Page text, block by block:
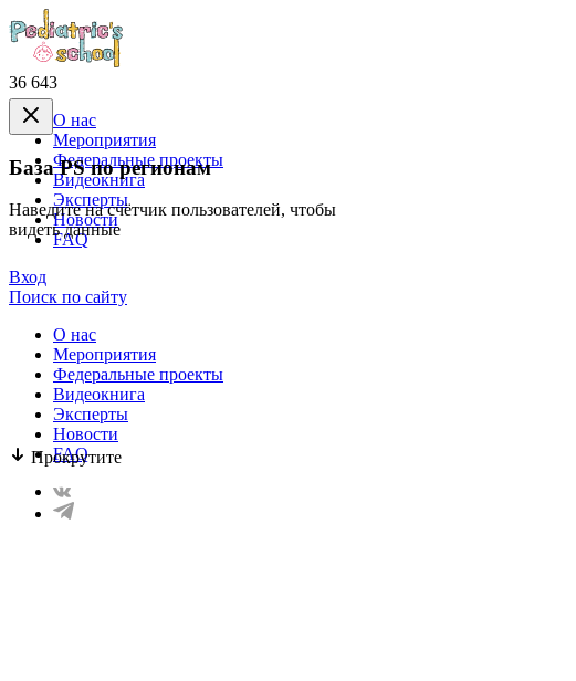
36 643
База PS по регионам
Наведите на счётчик пользователей, чтобы
видеть данные
Прокрутите
О нас
Mероприятия
Федеральные проекты
Видеокнига
Эксперты
Новости
FAQ
Вход
Поиск по сайту
О нас
Mероприятия
Федеральные проекты
Видеокнига
Эксперты
Новости
FAQ